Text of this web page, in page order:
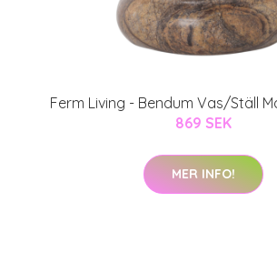
Ferm Living - Bendum Vas/Ställ
869 SEK
MER INFO!